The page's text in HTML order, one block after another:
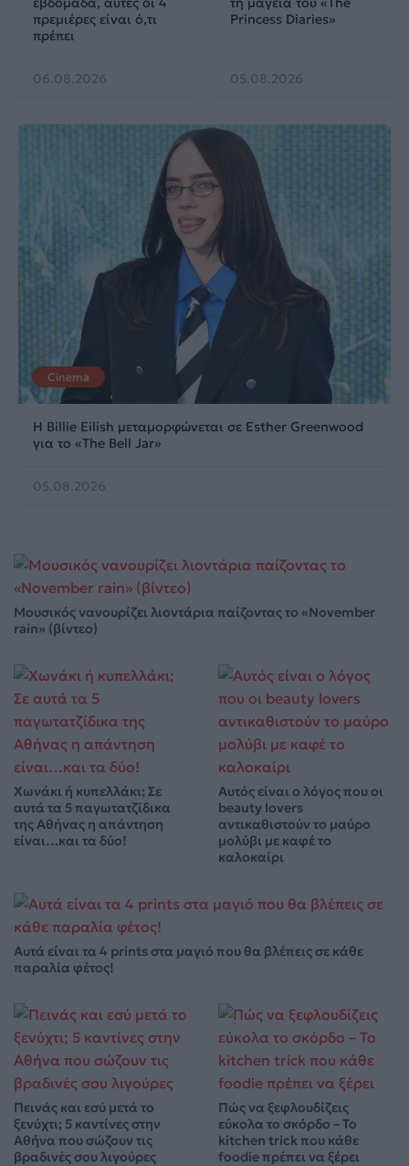
πρεμιέρες είναι ό,τι
πρέπει
06.08.2026
Princess Diaries»
05.08.2026
Cinema
Η Billie Eilish μεταμορφώνεται σε Esther Greenwood
για το «The Bell Jar»
05.08.2026
Μουσικός νανουρίζει λιοντάρια παίζοντας το «November
rain» (βίντεο)
Χωνάκι ή κυπελλάκι; Σε
αυτά τα 5 παγωτατζίδικα
της Αθήνας η απάντηση
είναι…και τα δύο!
Αυτός είναι ο λόγος που οι
beauty lovers
αντικαθιστούν το μαύρο
μολύβι με καφέ το
καλοκαίρι
Αυτά είναι τα 4 prints στα μαγιό που θα βλέπεις σε κάθε
παραλία φέτος!
Πεινάς και εσύ μετά το
ξενύχτι; 5 καντίνες στην
Αθήνα που σώζουν τις
βραδινές σου λιγούρες
Πώς να ξεφλουδίζεις
εύκολα το σκόρδο – Το
kitchen trick που κάθε
foodie πρέπει να ξέρει